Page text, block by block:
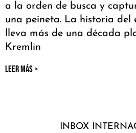
a la orden de busca y
una peineta. La historia del
lleva más de una década
Kremlin
LEER MÁS >
INBOX